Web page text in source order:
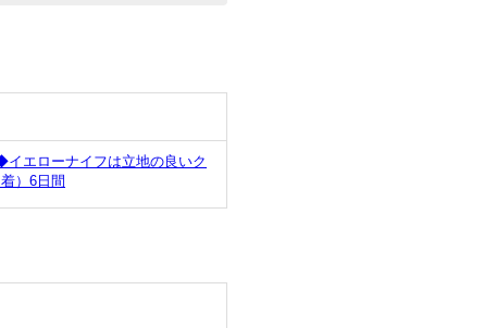
イエローナイフは立地の良いク
）6日間